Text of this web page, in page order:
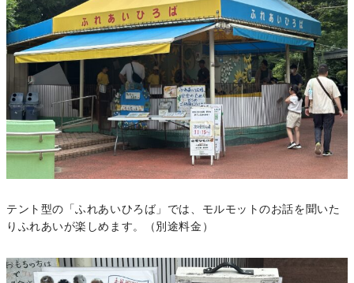
テント型の「ふれあいひろば」では、モルモットのお話を聞いた
りふれあいが楽しめます。（別途料金）